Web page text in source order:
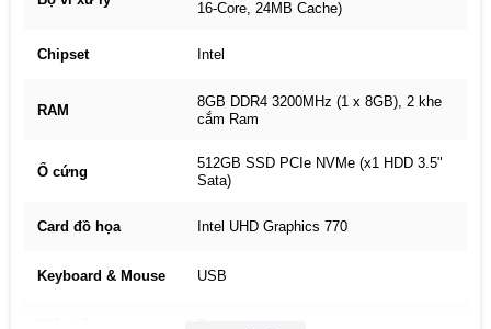
16-Core, 24MB Cache)
Chipset Intel
RAM
8GB DDR4 3200MHz (1 x 8GB), 2 khe
cắm Ram
Ổ cứng
512GB SSD PCIe NVMe (x1 HDD 3.5"
Sata)
Card đồ họa Intel UHD Graphics 770
Keyboard & Mouse USB